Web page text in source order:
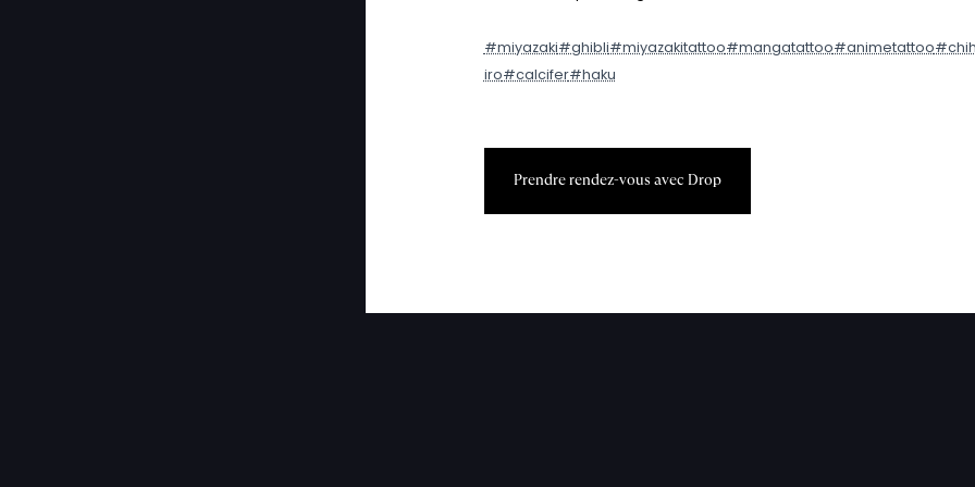
#miyazaki#ghibli#miyazakitattoo#mangatattoo#animetattoo
iro#calcifer#haku
Prendre rendez-vous avec Drop